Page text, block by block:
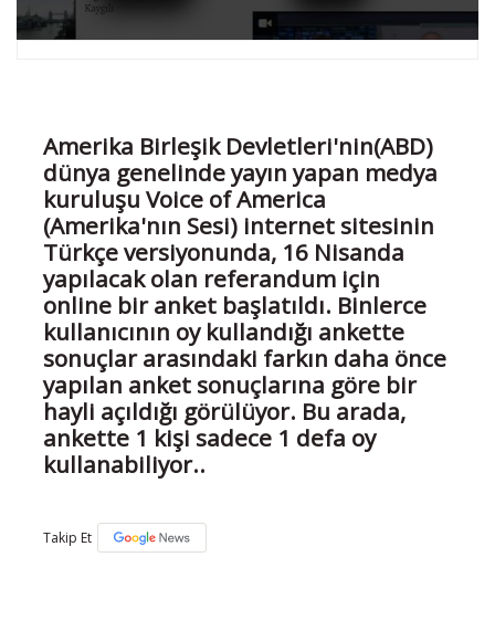
Amerika Birleşik Devletleri'nin(ABD)
dünya genelinde yayın yapan medya
kuruluşu Voice of America
(Amerika'nın Sesi) internet sitesinin
Türkçe versiyonunda, 16 Nisanda
yapılacak olan referandum için
online bir anket başlatıldı. Binlerce
kullanıcının oy kullandığı ankette
sonuçlar arasındaki farkın daha önce
yapılan anket sonuçlarına göre bir
hayli açıldığı görülüyor. Bu arada,
ankette 1 kişi sadece 1 defa oy
kullanabiliyor..
Takip Et